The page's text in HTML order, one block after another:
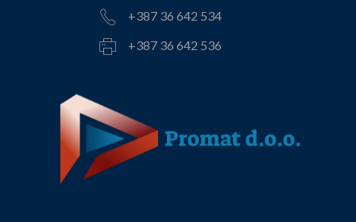
+387 36 642 534
+387 36 642 536